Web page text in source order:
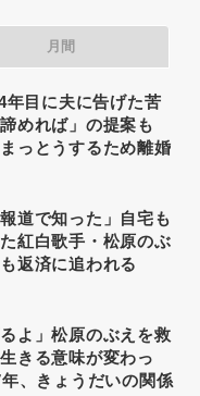
月間
年目に夫に告げた苦
めれば」の提案も
っとうするため離婚
道で知った」自宅も
紅白歌手・松原のぶ
返済に追われる
よ」松原のぶえを救
きる意味が変わっ
、きょうだいの関係